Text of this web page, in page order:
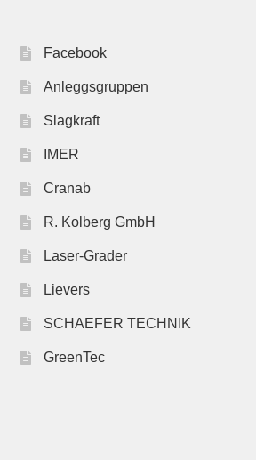
Facebook
Anleggsgruppen
Slagkraft
IMER
Cranab
R. Kolberg GmbH
Laser-Grader
Lievers
SCHAEFER TECHNIK
GreenTec